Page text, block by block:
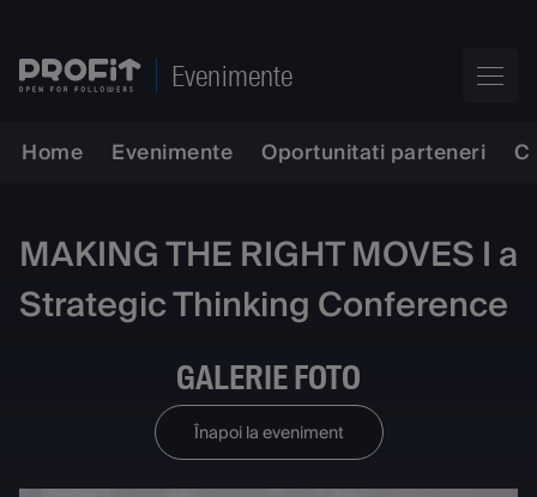
Evenimente
Home Evenimente Oportunitati parteneri
MAKING THE RIGHT MOVES I a
Strategic Thinking Conference
GALERIE FOTO
Înapoi la eveniment